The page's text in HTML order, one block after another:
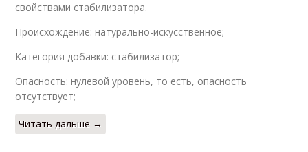
свойствами стабилизатора.
Происхождение: натурально-искусственное;
Категория добавки: стабилизатор;
Опасность: нулевой уровень, то есть, опасность
отсутствует;
Читать дальше →